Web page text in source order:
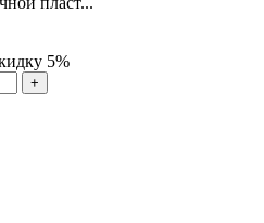
5%
+